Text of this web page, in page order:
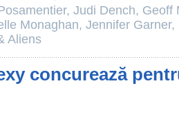
, Judi Dench, Geoff
Monaghan, Jennifer Garner,
Aliens
concurează